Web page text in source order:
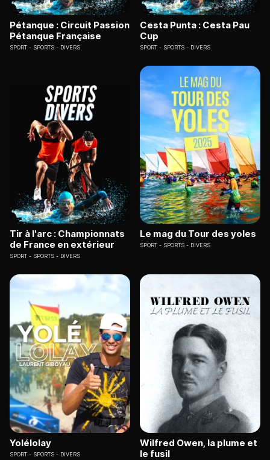
Pétanque : Circuit Passion
Pétanque Française
SPORT SPORTS - DIVERS
Cesta Punta : Cesta Pau
Cup
SPORT SPORTS - DIVERS
Tir à l'arc : Championnats
de France en extérieur
SPORT SPORTS - DIVERS
Le mag du Tour des yoles
SPORT SPORTS - DIVERS
Yolélolay
SPORT SPORTS - DIVERS
Wilfred Owen, la plume et
le fusil